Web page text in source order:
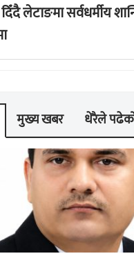
लेटाङमा सर्वधर्मीय
मुख्य खबर धेरैले